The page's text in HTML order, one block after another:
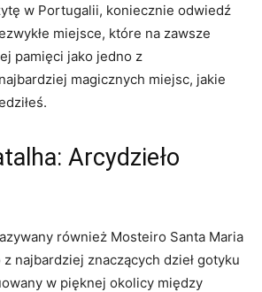
w Portugalii, koniecznie odwiedź
miejsce, które na zawsze
pamięci jako jedno z
magicznych miejsc,​ jakie
Arcydzieło
również Mosteiro Santa⁤ Maria
najbardziej ‌znaczących dzieł ⁢gotyku
w pięknej okolicy między